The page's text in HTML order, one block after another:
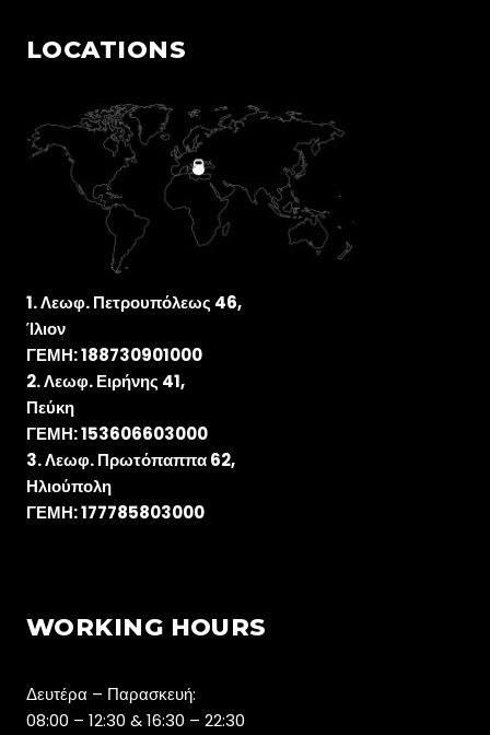
LOCATIONS
Λεωφ. Πετρουπόλεως 46,
Ίλιον
ΓΕΜΗ: 188730901000
Λεωφ. Ειρήνης 41,
Πεύκη
ΓΕΜΗ: 153606603000
Λεωφ. Πρωτόπαππα 62,
Ηλιούπολη
ΓΕΜΗ: 177785803000
WORKING HOURS
Δευτέρα – Παρασκευή:
08:00 – 12:30 & 16:30 – 22:30